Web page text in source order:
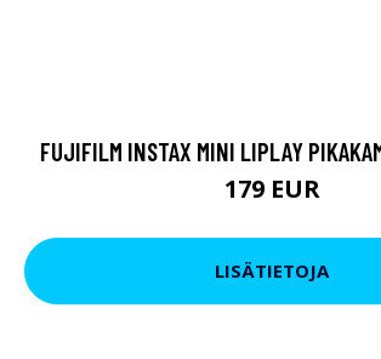
FUJIFILM INSTAX MINI LIPLAY
179 EUR
LISÄTIETOJA